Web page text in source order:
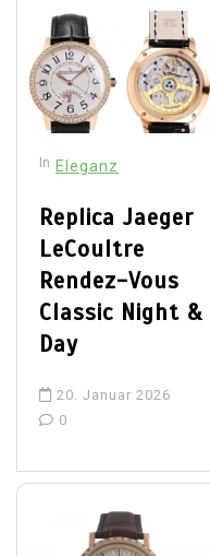
In Eleganz
Replica Jaeger
LeCoultre
Rendez-Vous
Classic Night &
Day
20. Januar 2026
0